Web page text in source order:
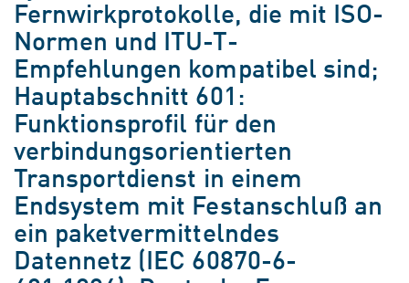
Fernwirkprotokolle, die mit ISO-
Normen und ITU-T-
Empfehlungen kompatibel sind;
Hauptabschnitt 601:
Funktionsprofil für den
verbindungsorientierten
Transportdienst in einem
Endsystem mit Festanschluß an
ein paketvermittelndes
Datennetz (IEC 60870-6-